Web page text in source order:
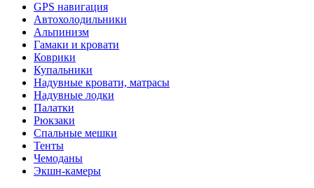
GPS навигация
Автохолодильники
Альпинизм
Гамаки и кровати
Коврики
Купальники
Надувные кровати, матрасы
Надувные лодки
Палатки
Рюкзаки
Спальные мешки
Тенты
Чемоданы
Экшн-камеры